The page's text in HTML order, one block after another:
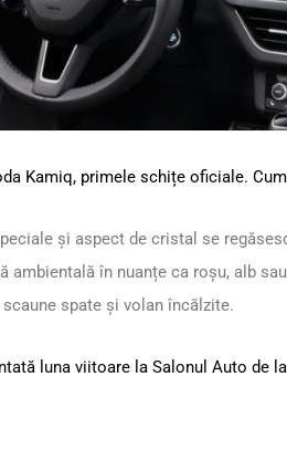
Kamiq, primele schițe oficiale.
și aspect de cristal se
ambientală în nuanțe ca roșu, alb
spate și volan încălzite.
luna viitoare la Salonul Auto de